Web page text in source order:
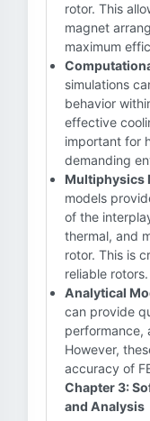
rotor. This
magnet
maximum
simulations
behavior
effective
important for
demanding
Multiphysics
models
of the
thermal, and
rotor. This is
reliable rotors.
Analytical
can provide
performance,
However,
accuracy of
Chapter 3:
and Analysis